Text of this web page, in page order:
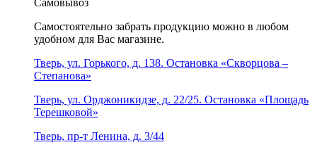
Самостоятельно забрать продукцию можно в любом
удобном для Вас магазине.
Тверь, ул. Горького, д. 138. Остановка «Скворцова –
Степанова»
Тверь, ул. Орджоникидзе, д. 22/25. Остановка «Площадь
Терешковой»
Тверь, пр-т Ленина, д. 3/44